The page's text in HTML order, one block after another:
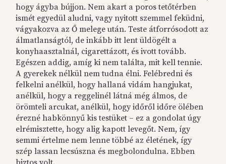
hogy ágyba bújjon. Nem akart a poros tetőtérben
ismét egyedül aludni, vagy nyitott szemmel feküdni,
vágyakozva az Ő melege után. Teste átforrósodott az
álmatlanságtól, de inkább itt lent üldögélt a
konyhaasztalnál, cigarettázott, és ivott tovább.
Egészen addig, amíg ki nem találta, mit kell tennie.
A gyerekek nélkül nem tudna élni. Felébredni és
felkelni anélkül, hogy hallaná vidám hangjukat,
anélkül, hogy a reggelinél látná még álmos, de
örömteli arcukat, anélkül, hogy időről időre ölében
érezné habkönnyű kis testüket – ez a gondolat úgy
elrémisztette, hogy alig kapott levegőt. Nem, így
semmi értelme nem lenne többé az életének, így
szép lassan lecsúszna és megbolondulna. Ebben